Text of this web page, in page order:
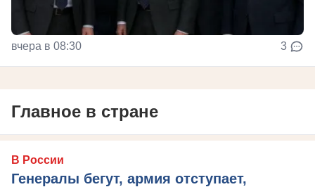
вчера в 08:30 3
Главное в стране
В России
Генералы бегут, армия отступает,